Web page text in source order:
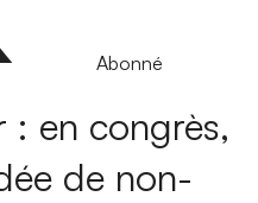
Abonné
: en congrès,
de non-